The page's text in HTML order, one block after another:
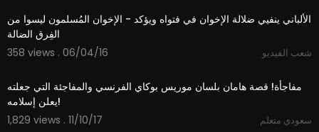
الألباني ينفيي ضلالة الإخوان في فتواه ويؤكد - الإخوان المُسلمون ليسوا من
الفِرق الضالة
358 views . 06/04/16
شعب الفيديو
مفاجأة! قصة هامان بلسان موريس بوكاي الفرنسي والمفاجئة التي جعلته
يعلن إسلامه!
1,829 views . 11/10/17
سعودي متعلم